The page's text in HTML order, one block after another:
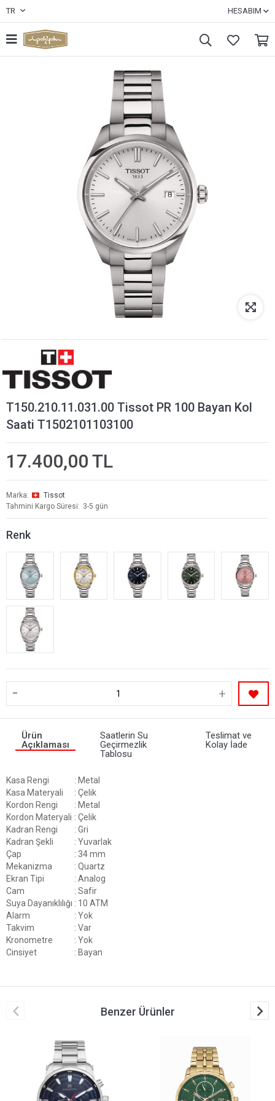
TR HESABIM
T150.210.11.031.00 Tissot PR 100 Bayan Kol
Saati T1502101103100
17.400,00 TL
Marka
Tissot
Tahmini Kargo Süresi
3-5 gün
Renk
- +
Ürün
Açıklaması
Saatlerin Su
Geçirmezlik
Tablosu
Teslimat ve
Kolay İade
Kasa Rengi
: Metal
Kasa Materyali
: Çelik
Kordon Rengi
: Metal
Kordon Materyali : Çelik
Kadran Rengi
: Gri
Kadran Şekli
: Yuvarlak
Çap
: 34 mm
Mekanizma
: Quartz
Ekran Tipi
: Analog
Cam
: Safir
Suya Dayanıklılığı : 10 ATM
Alarm
: Yok
Takvim
: Var
Kronometre
: Yok
Cinsiyet
: Bayan
Benzer Ürünler